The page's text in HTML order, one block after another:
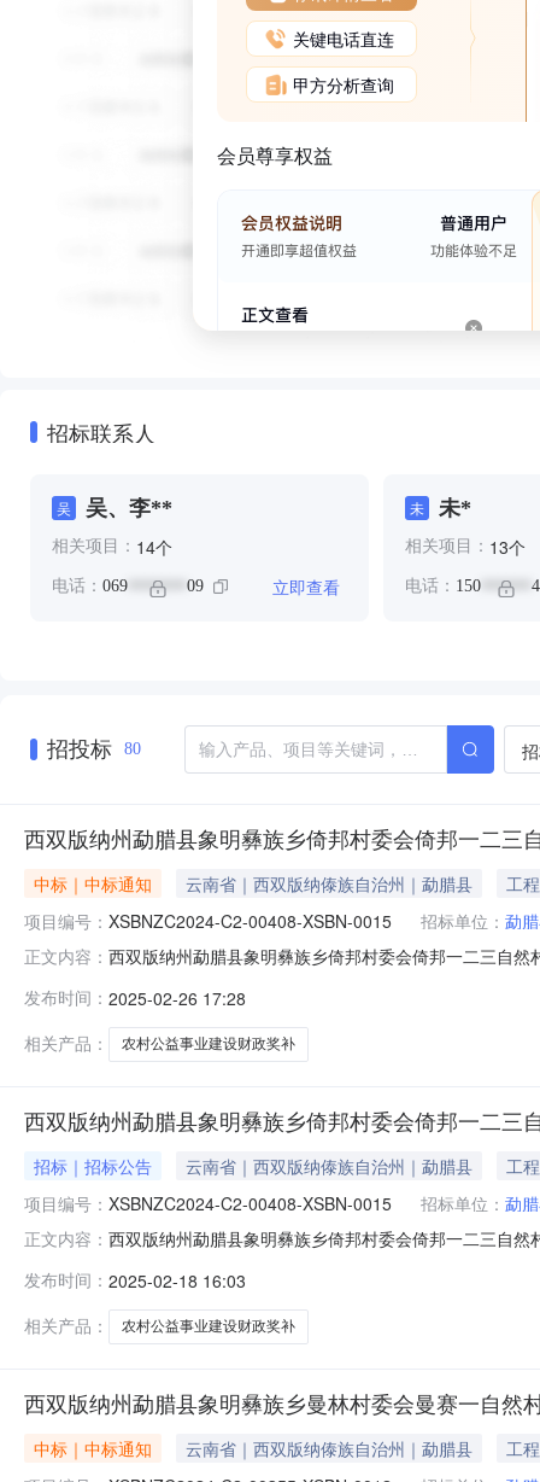
关键电话直连
甲方分析查询
会员尊享权益
招标联系人
吴 吴、李**
相关项目： 14个
电话： 069 ******* 09 立即查看
未 未*
相关项目： 13个
电话： 150******
招投标 80
西双版纳州勐腊县象明彝族乡倚邦村委会倚邦一二三
中标｜中标通知 云南省｜西双版纳傣族自治州｜勐腊县
工
项目编号： XSBNZC2024-C2-00408-XSBN-0015 招标单位： 勐
正文内容： 西双版纳州勐腊县象明彝族乡倚邦村委会倚邦一二三自
次公告日期：2024-12-1100:00:00.0二、更正信息更正
发布时间： 2025-02-26 17:28
相关产品：
农村公益事业建设财政奖补
西双版纳州勐腊县象明彝族乡倚邦村委会倚邦一二
招标｜招标公告 云南省｜西双版纳傣族自治州｜勐腊县
工
项目编号： XSBNZC2024-C2-00408-XSBN-0015 招标单位： 勐
正文内容： 西双版纳州勐腊县象明彝族乡倚邦村委会倚邦一二三自
况项目编号：XSBNZC2024-C2-00408-XSBN-0015项目
算金额（
发布时间： 2025-02-18 16:03
相关产品：
农村公益事业建设财政奖补
西双版纳州勐腊县象明彝族乡曼林村委会曼赛一自然
中标｜中标通知 云南省｜西双版纳傣族自治州｜勐腊县
工